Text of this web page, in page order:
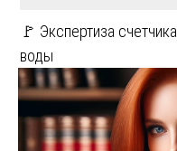
🚩 Экспертиза счетчика
воды